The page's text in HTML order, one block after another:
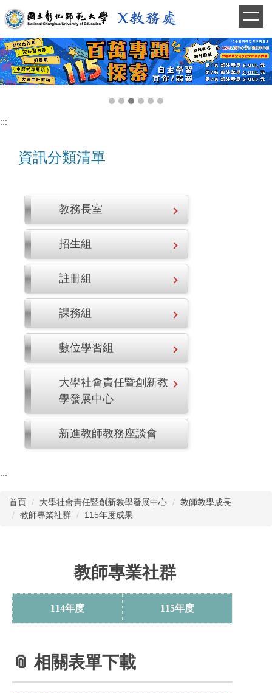
跳
到
要
內
容
區
:::
資訊分類清單
教務長室
招生組
註冊組
課務組
數位學習組
大學社會責任暨創新教
學發展中心
新進教師教務座談會
:::
首頁 大學社會責任暨創新教學發展中心
教師教學成長
教師專業社群
115年度成果
教師專業社群
114年度 115年度
📎 相關表單下載